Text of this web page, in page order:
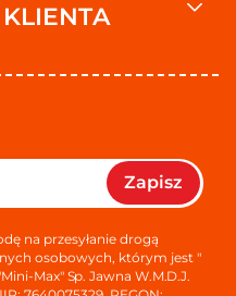
Zapisz
na przesyłanie drogą
osobowych, którym jest "
Max" Sp. Jawna W.M.D.J.